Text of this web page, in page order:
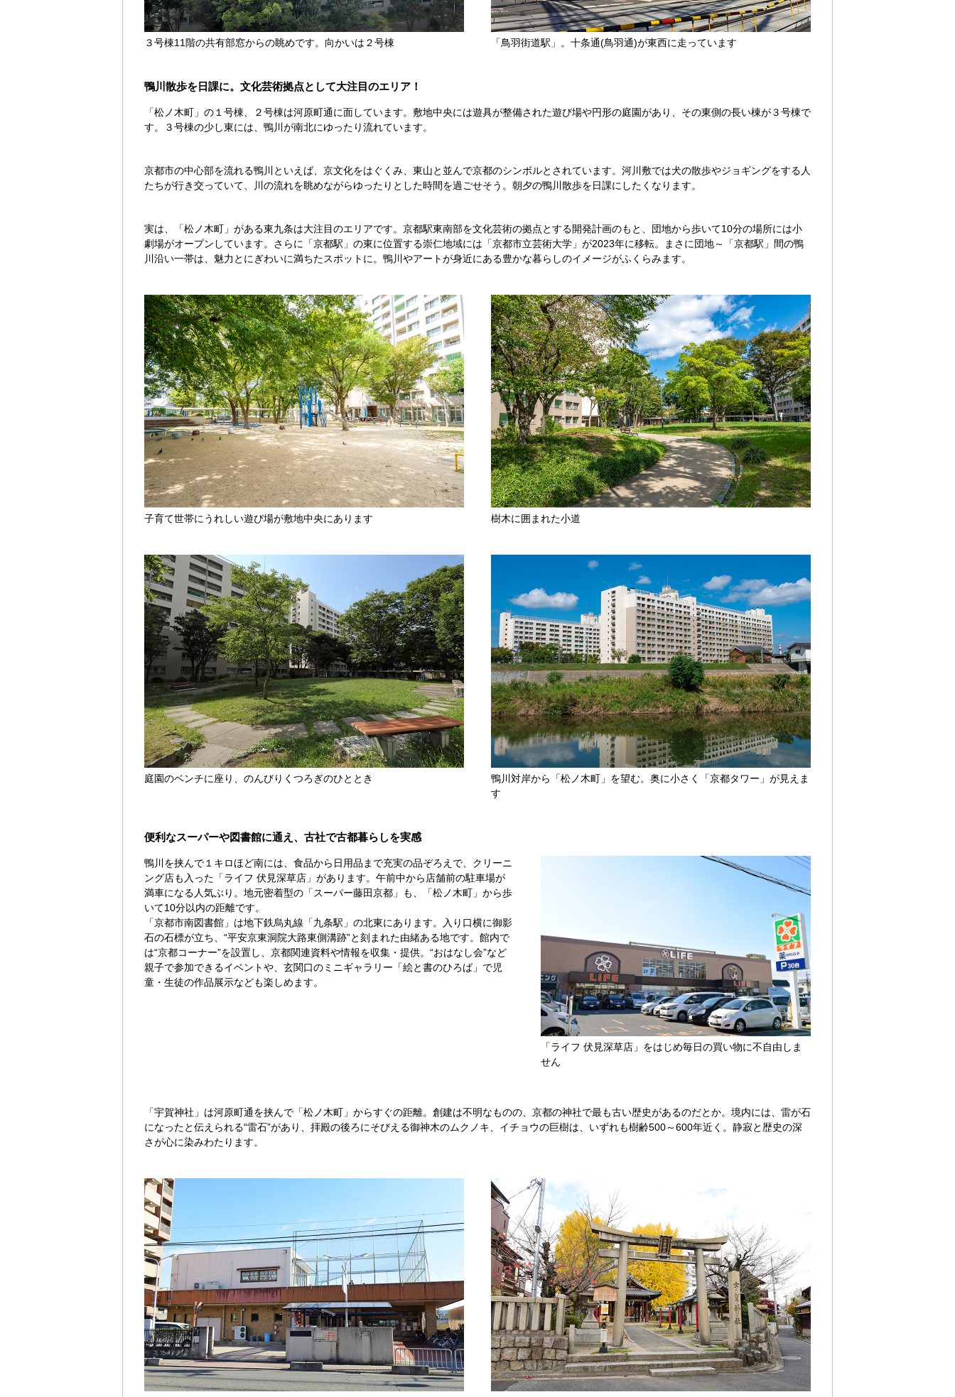
３号棟11階の共有部窓からの眺めです。向かいは２号棟 「鳥羽街道駅」。十条通(鳥羽通)が東西に走っています
鴨川散歩を日課に。文化芸術拠点として大注目のエリア！
「松ノ木町」の１号棟、２号棟は河原町通に面しています。敷地中央には遊具が整備された遊び場や円形の庭園があり、その東側の長い棟が３号棟で
す。３号棟の少し東には、鴨川が南北にゆったり流れています。
京都市の中心部を流れる鴨川といえば、京文化をはぐくみ、東山と並んで京都のシンボルとされています。河川敷では犬の散歩やジョギングをする人
たちが行き交っていて、川の流れを眺めながらゆったりとした時間を過ごせそう。朝夕の鴨川散歩を日課にしたくなります。
実は、「松ノ木町」がある東九条は大注目のエリアです。京都駅東南部を文化芸術の拠点とする開発計画のもと、団地から歩いて10分の場所には小
劇場がオープンしています。さらに「京都駅」の東に位置する崇仁地域には「京都市立芸術大学」が2023年に移転。まさに団地～「京都駅」間の鴨
川沿い一帯は、魅力とにぎわいに満ちたスポットに。鴨川やアートが身近にある豊かな暮らしのイメージがふくらみます。
子育て世帯にうれしい遊び場が敷地中央にあります 樹木に囲まれた小道
庭園のベンチに座り、のんびりくつろぎのひととき
鴨川対岸から「松ノ木町」を望む。奥に小さく「京都タワー」が見えま
す
便利なスーパーや図書館に通え、古社で古都暮らしを実感
「ライフ 伏見深草店」をはじめ毎日の買い物に不自由しま
せん
鴨川を挟んで１キロほど南には、食品から日用品まで充実の品ぞろえで、クリーニ
ング店も入った「ライフ 伏見深草店」があります。午前中から店舗前の駐車場が
満車になる人気ぶり。地元密着型の「スーパー藤田京都」も、「松ノ木町」から歩
いて10分以内の距離です。
「京都市南図書館」は地下鉄烏丸線「九条駅」の北東にあります。入り口横に御影
石の石標が立ち、“平安京東洞院大路東側溝跡”と刻まれた由緒ある地です。館内で
は“京都コーナー”を設置し、京都関連資料や情報を収集・提供。“おはなし会”など
親子で参加できるイベントや、玄関口のミニギャラリー「絵と書のひろば」で児
童・生徒の作品展示なども楽しめます。
「宇賀神社」は河原町通を挟んで「松ノ木町」からすぐの距離。創建は不明なものの、京都の神社で最も古い歴史があるのだとか。境内には、雷が石
になったと伝えられる“雷石”があり、拝殿の後ろにそびえる御神木のムクノキ、イチョウの巨樹は、いずれも樹齢500～600年近く。静寂と歴史の深
さが心に染みわたります。